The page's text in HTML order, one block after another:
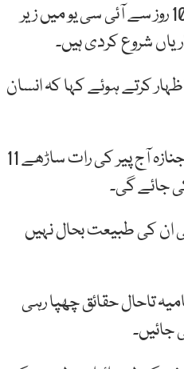
خاندانی ذرائع نے اس افسوسناک خبر کی تصدیق کرتے ہوئے کہا کہ وہ سرجری کے بعد 10 روز سے آئی سی یو میں زیر
شروع کردی ہیں۔
کرتے ہوئے کہا کہ انسان
خاندانی ذرائع کے مطابق نور حسن کی میت رات 10 بجے گھر پہنچائی جائے گی اور نمازِ جنازہ آج پیر کی رات ساڑھے 11
جائے گی۔
ان کی طبیعت بحال نہیں
انتظامیہ تاحال حقائق چھپا رہی
جائیں۔